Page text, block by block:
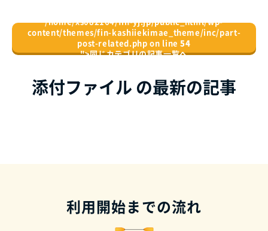
/home/xs082164/fin-yj.jp/public_html/wp-
content/themes/fin-kashiiekimae_theme/inc/part-
post-related.php on line54
">同じカテゴリの記事⼀覧へ
添付ファイル の最新の記事
利用開始までの流れ